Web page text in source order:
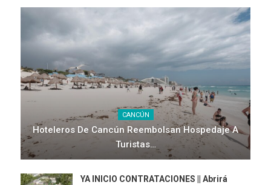
CANCÚN
Hoteleros De Cancún Reembolsan Hospedaje A
Turistas…
YA INICIO CONTRATACIONES || Abrirá